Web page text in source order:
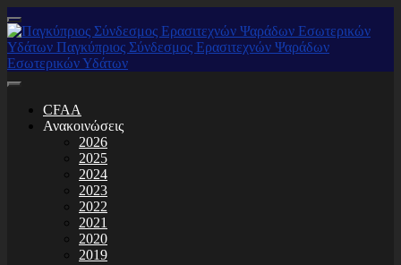
CFAA
Ανακοινώσεις
2026
2025
2024
2023
2022
2021
2020
2019